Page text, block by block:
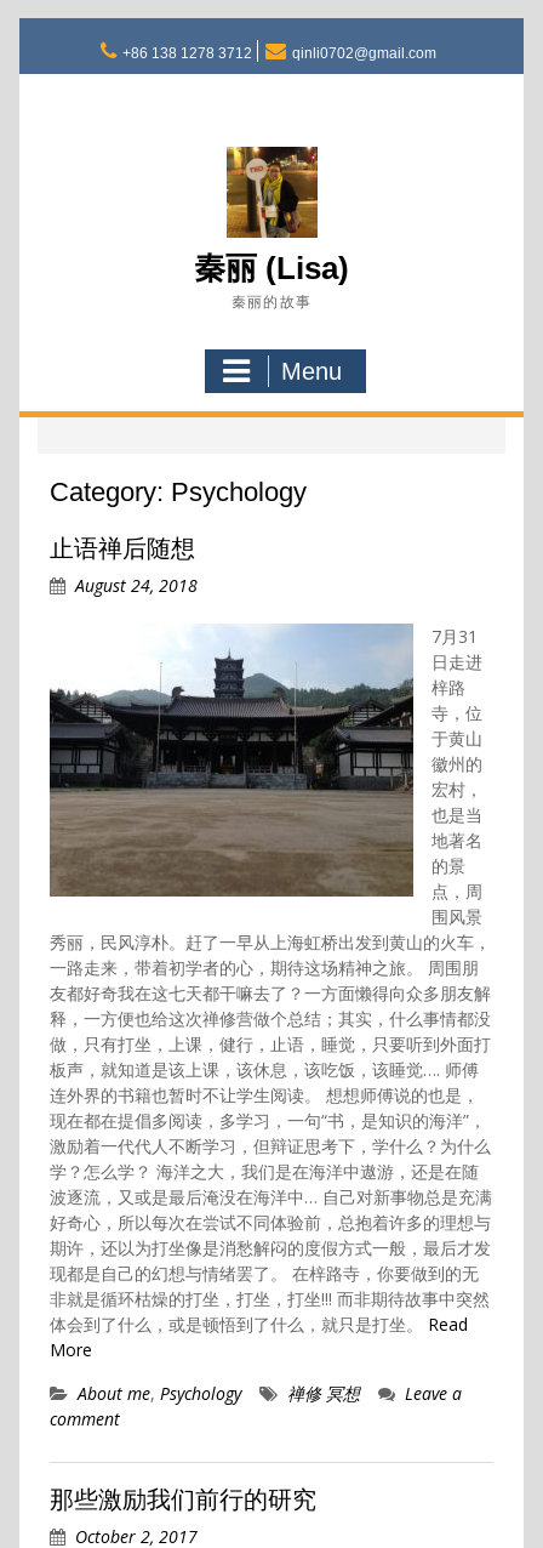
content
+86 138 1278 3712 qinli0702@gmail.com
秦丽 (Lisa)
秦丽的故事
Menu
Category: Psychology
止语禅后随想
August 24, 2018
7月31
日走进
梓路
寺，位
于黄山
徽州的
宏村，
也是当
地著名
的景
点，周
围风景
秀丽，民风淳朴。赶了一早从上海虹桥出发到黄山的火车，
一路走来，带着初学者的心，期待这场精神之旅。 周围朋
友都好奇我在这七天都干嘛去了？一方面懒得向众多朋友解
释，一方便也给这次禅修营做个总结；其实，什么事情都没
做，只有打坐，上课，健行，止语，睡觉，只要听到外面打
板声，就知道是该上课，该休息，该吃饭，该睡觉…. 师傅
连外界的书籍也暂时不让学生阅读。 想想师傅说的也是，
现在都在提倡多阅读，多学习，一句“书，是知识的海洋”，
激励着一代代人不断学习，但辩证思考下，学什么？为什么
学？怎么学？ 海洋之大，我们是在海洋中遨游，还是在随
波逐流，又或是最后淹没在海洋中… 自己对新事物总是充满
好奇心，所以每次在尝试不同体验前，总抱着许多的理想与
期许，还以为打坐像是消愁解闷的度假方式一般，最后才发
现都是自己的幻想与情绪罢了。 在梓路寺，你要做到的无
非就是循环枯燥的打坐，打坐，打坐!!! 而非期待故事中突然
体会到了什么，或是顿悟到了什么，就只是打坐。 Read
More
About me, Psychology 禅修 冥想
Leave a
comment
那些激励我们前行的研究
October 2, 2017